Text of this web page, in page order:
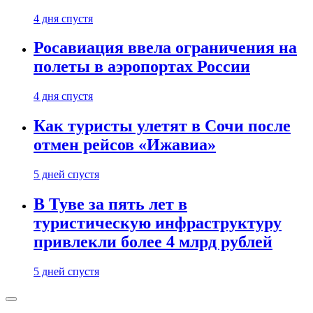
4 дня спустя
Росавиация ввела ограничения на
полеты в аэропортах России
4 дня спустя
Как туристы улетят в Сочи после
отмен рейсов «Ижавиа»
5 дней спустя
В Туве за пять лет в
туристическую инфраструктуру
привлекли более 4 млрд рублей
5 дней спустя